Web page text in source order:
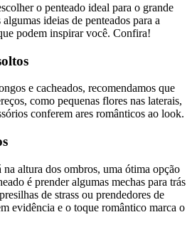
o penteado ideal para o grande
ideias de penteados para a
podem inspirar você. Confira!
e cacheados, recomendamos que
como pequenas flores nas laterais,
conferem ares românticos ao look.
na altura dos ombros, uma ótima opção
é prender algumas mechas para trás
de strass ou prendedores de
evidência e o toque romântico marca o